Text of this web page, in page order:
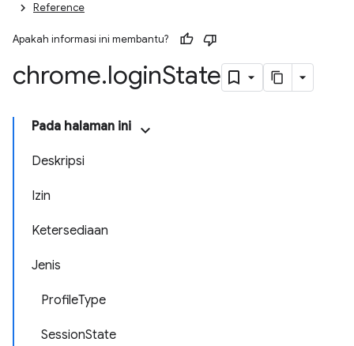
Reference
Apakah informasi ini membantu?
chrome.loginState
Pada halaman ini
Deskripsi
Izin
Ketersediaan
Jenis
ProfileType
SessionState